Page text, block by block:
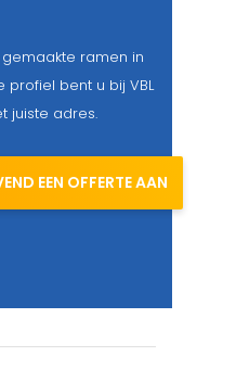
ramen in
bent u bij VBL
juiste adres.
EEN OFFERTE AAN